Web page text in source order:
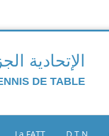
الإتحادية
DE TABLE